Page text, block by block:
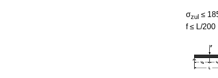
σzul ≤
f ≤ L/200